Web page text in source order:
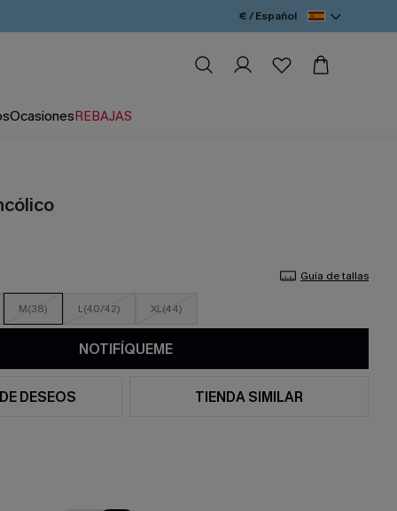
€ / Español
OcasionesREBAJAS
Guía de tallas
M(38) L(40/42) XL(44)
NOTIFÍQUEME
DESEOS TIENDA SIMILAR